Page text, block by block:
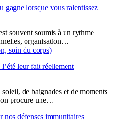
gagne lorsque vous ralentissez
souvent soumis à un rythme
organisation…
soin du corps)
leur fait réellement
de baignades et de moments
procure une…
nos défenses immunitaires